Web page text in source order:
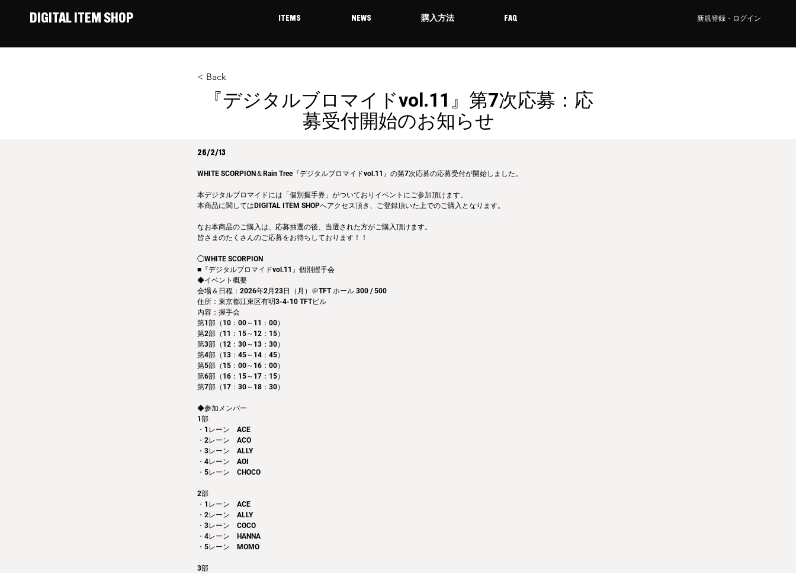
DIGITAL ITEM SHOP ITEMS NEWS 購入方法 FAQ 新規登録・ログイン
< Back
『デジタルブロマイドvol.11』第7次応募：応
募受付開始のお知らせ
26/2/13
WHITE SCORPION＆Rain Tree『デジタルブロマイドvol.11』の第7次応募の応募受付が開始しました。
本デジタルブロマイドには「個別握手券」がついておりイベントにご参加頂けます。
本商品に関してはDIGITAL ITEM SHOPへアクセス頂き、ご登録頂いた上でのご購入となります。
なお本商品のご購入は、応募抽選の後、当選された方がご購入頂けます。
皆さまのたくさんのご応募をお待ちしております！！
◯WHITE SCORPION
■『デジタルブロマイドvol.11』個別握手会
◆イベント概要
会場＆日程：2026年2月23日（月）＠TFT ホール 300 / 500
住所：東京都江東区有明3-4-10 TFTビル
内容：握手会
第1部（10：00～11：00）
第2部（11：15～12：15）
第3部（12：30～13：30）
第4部（13：45～14：45）
第5部（15：00～16：00）
第6部（16：15～17：15）
第7部（17：30～18：30）
◆参加メンバー
1部
・1レーン　ACE
・2レーン　ACO
・3レーン　ALLY
・4レーン　AOI
・5レーン　CHOCO
2部
・1レーン　ACE
・2レーン　ALLY
・3レーン　COCO
・4レーン　HANNA
・5レーン　MOMO
3部